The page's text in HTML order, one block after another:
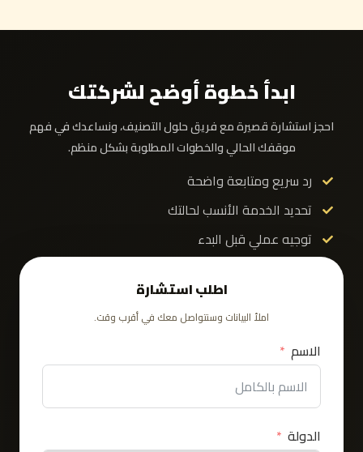
ابدأ خطوة أوضح لشركتك
احجز استشارة قصيرة مع فريق حلول التصنيف، ونساعدك في فهم
موقفك الحالي والخطوات المطلوبة بشكل منظم.
رد سريع ومتابعة واضحة
تحديد الخدمة الأنسب لحالتك
توجيه عملي قبل البدء
اطلب استشارة
املأ البيانات وسنتواصل معك في أقرب وقت.
الاسم
الدولة